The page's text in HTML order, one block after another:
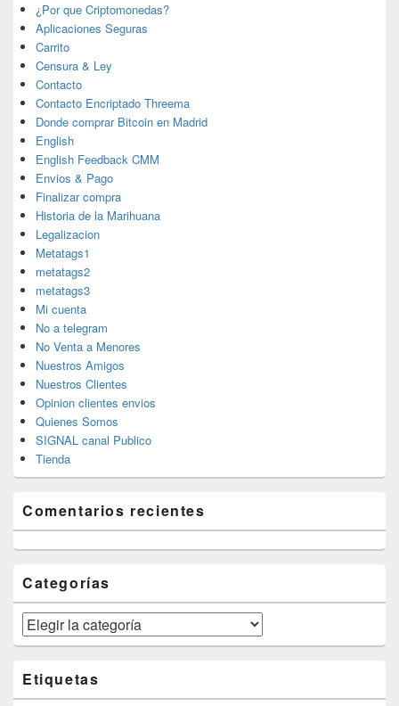
¿Por que Criptomonedas?
Aplicaciones Seguras
Carrito
Censura & Ley
Contacto
Contacto Encriptado Threema
Donde comprar Bitcoin en Madrid
English
English Feedback CMM
Envios & Pago
Finalizar compra
Historia de la Marihuana
Legalizacion
Metatags1
metatags2
metatags3
Mi cuenta
No a telegram
No Venta a Menores
Nuestros Amigos
Nuestros Clientes
Opinion clientes envios
Quienes Somos
SIGNAL canal Publico
Tienda
Comentarios recientes
Categorías
Categorías
Etiquetas